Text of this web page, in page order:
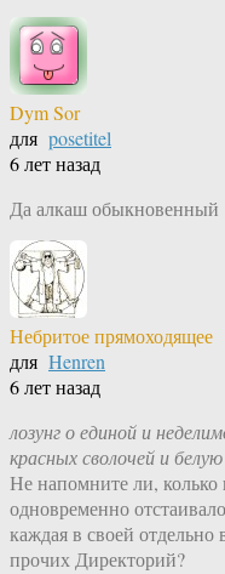
Dym Sor
для posetitel
6 лет назад
Да алкаш обыкновенный
Небритое прямоходящее
для Henren
6 лет назад
лозунг о единой и
красных сволочей и
Не напомните ли,
одновременно
каждая в своей
прочих Директорий?